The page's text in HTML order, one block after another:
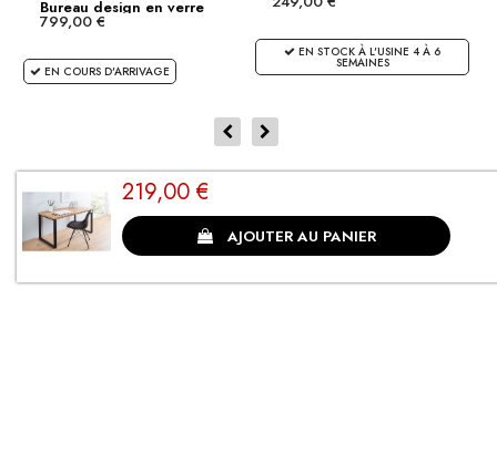
Bureau design en verre
avec...
799,00 €
EN COURS D'ARRIVAGE
EN STOCK À L'USINE 4 À 6
SEMAINES
219,00 €
AJOUTER AU PANIER
CLIENTS SATISFAITS